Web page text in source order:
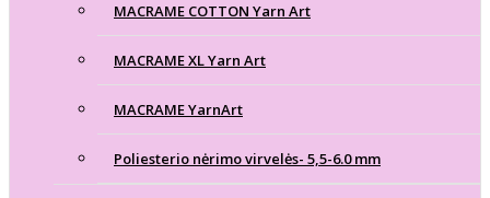
MACRAME COTTON Yarn Art
MACRAME XL Yarn Art
MACRAME YarnArt
Poliesterio nėrimo virvelės- 5,5-6.0 mm